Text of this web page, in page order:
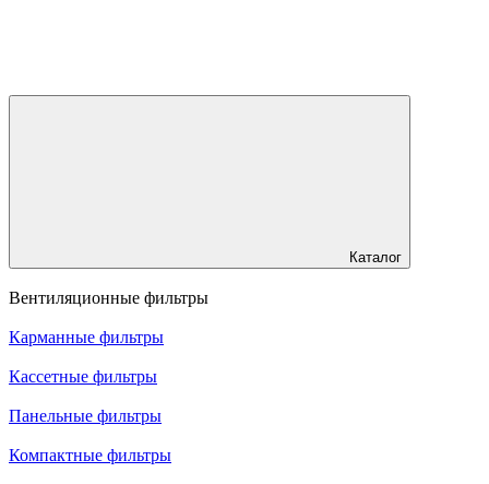
Каталог
Вентиляционные фильтры
Карманные фильтры
Кассетные фильтры
Панельные фильтры
Компактные фильтры